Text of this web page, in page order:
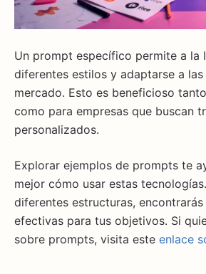
Un prompt específico permite a la
diferentes estilos y adaptarse a
mercado. Esto es beneficioso
como para empresas que buscan
personalizados.
Explorar ejemplos de prompts te
mejor cómo usar estas
diferentes estructuras,
efectivas para tus objetivos. Si
sobre prompts, visita este enlace